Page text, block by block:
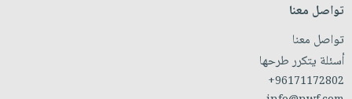
تواصل معنا
تواصل معنا
أسئلة يتكرر طرحها
+96171172802